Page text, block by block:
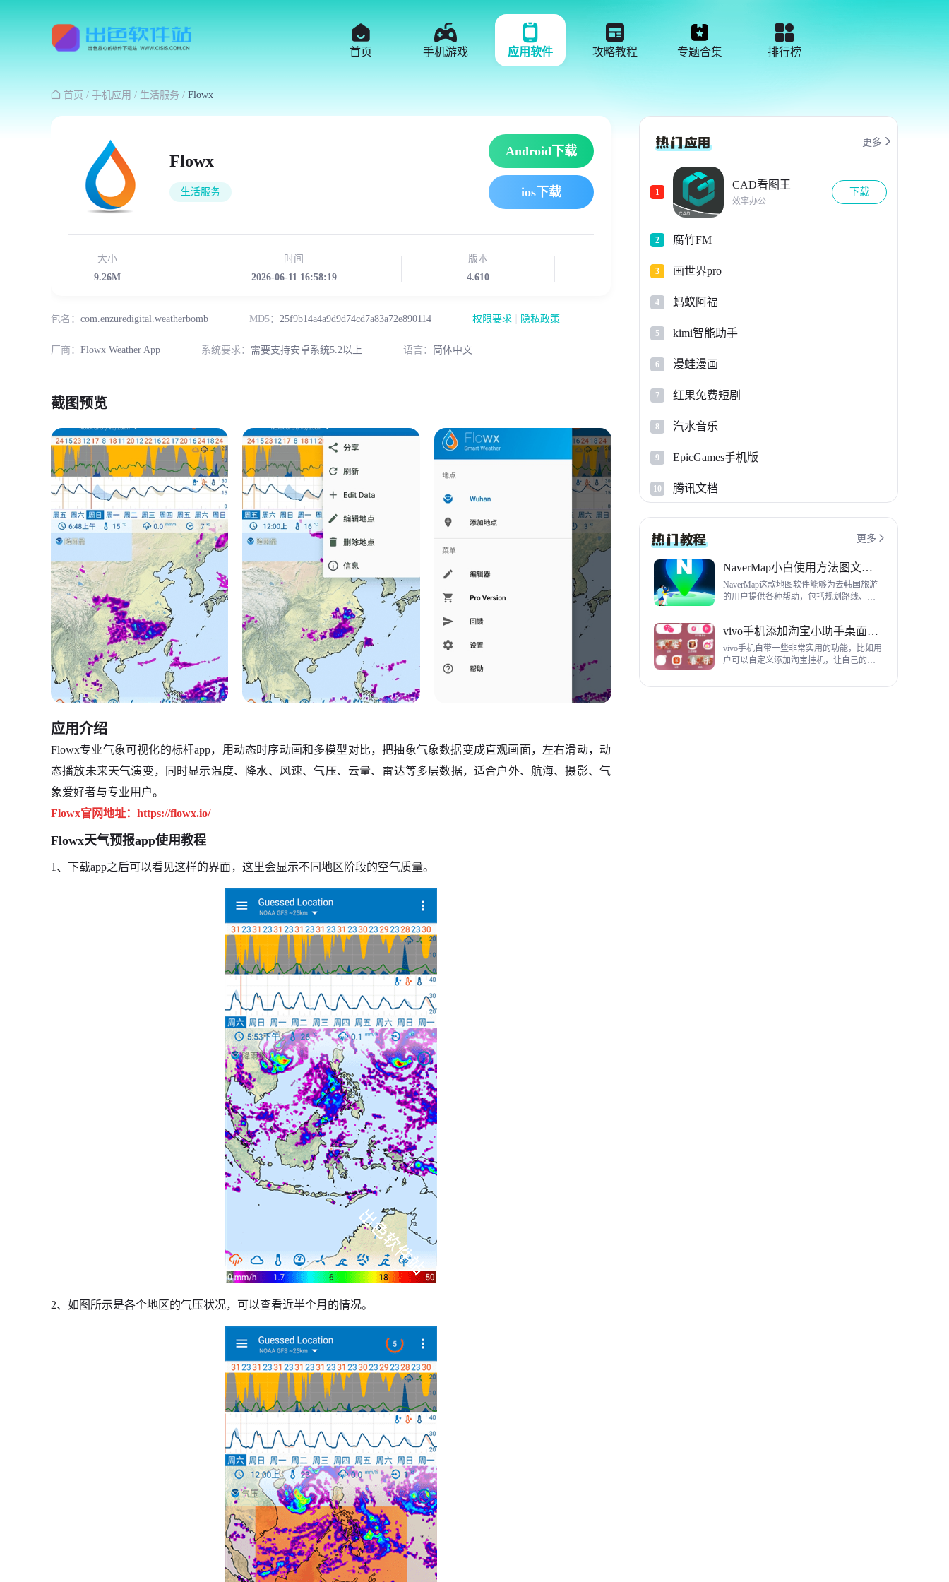
首页 手机游戏 应用软件 攻略教程 专题合集 排行榜
 首页 / 手机应用 / 生活服务 / Flowx
Flowx
生活服务
Android下载
ios下载
大小
9.26M
时间
2026-06-11 16:58:19
版本
4.610
包名： com.enzuredigital.weatherbomb MD5： 25f9b14a4a9d9d74cd7a83a72e890114 权限要求 隐私政策
厂商： Flowx Weather App 系统要求： 需要支持安卓系统5.2以上 语言： 简体中文
截图预览
应用介绍
Flowx专业气象可视化的标杆app，用动态时序动画和多模型对比，把抽象气象数据变成直观画面，左右滑动，动
态播放未来天气演变，同时显示温度、降水、风速、气压、云量、雷达等多层数据，适合户外、航海、摄影、气
象爱好者与专业用户。
Flowx官网地址：https://flowx.io/
Flowx天气预报app使用教程
1、下载app之后可以看见这样的界面，这里会显示不同地区阶段的空气质量。
2、如图所示是各个地区的气压状况，可以查看近半个月的情况。
更多 
1
CAD看图王
效率办公
下载
2 腐竹FM
3 画世界pro
4 蚂蚁阿福
5 kimi智能助手
6 漫蛙漫画
7 红果免费短剧
8 汽水音乐
9 EpicGames手机版
10 腾讯文档
更多 
NaverMap小白使用方法图文教程
NaverMap这款地图软件能够为去韩国旅游
的用户提供各种帮助，包括规划路线、导
教程，希望对各位有帮助。
vivo手机添加淘宝小助手桌面挂件方法
vivo手机自带一些非常实用的功能，比如用
户可以自定义添加淘宝挂机，让自己的购
相当方便，下面为大家带来添加淘宝小助